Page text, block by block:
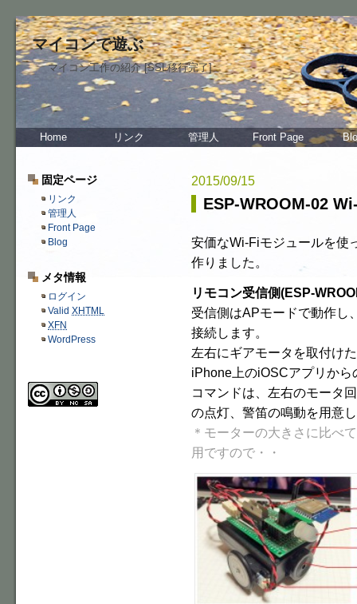
マイコンで遊ぶ
マイコン工作の紹介 [SSL移行完了]
Home リンク 管理人 Front Page
2015/09/15
ESP-WROOM-02
安価なWi-Fiモジュールを使
作りました。
リモコン受信側(ESP-
受信側はAPモードで動作し
接続します。
左右にギアモータを取付け
iPhone上のiOSCアプリか
コマンドは、左右のモータ
の点灯、警笛の鳴動を用意
＊モーターの大きさに比べ
用ですので・・
固定ページ
リンク
管理人
Front Page
Blog
メタ情報
ログイン
Valid XHTML
XFN
WordPress